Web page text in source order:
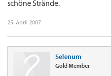
schöne Strände.
25. April 2007
Selenum
Gold Member